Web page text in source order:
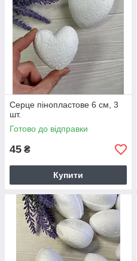
Серце пінопластове 6 см, 3
шт.
Готово до відправки
45 ₴
Купити